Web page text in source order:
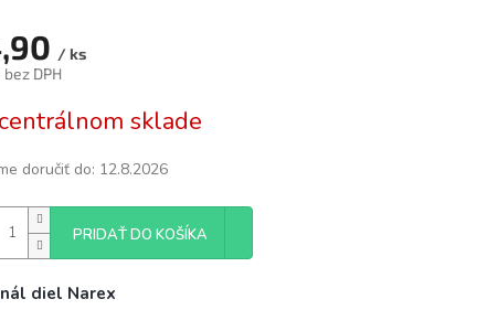
/ ks
DPH
sklade
doručiť do: 12.8.2026
PRIDAŤ DO KOŠÍKA
diel Narex